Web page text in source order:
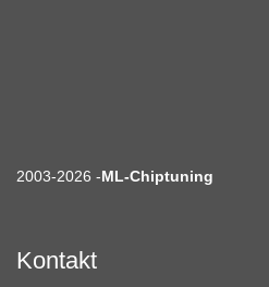
2003-2026 -ML-Chiptuning
Kontakt